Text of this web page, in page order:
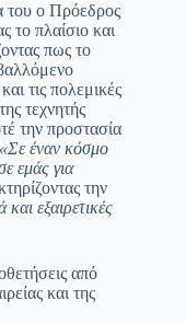
του ο Πρόεδρος
το πλαίσιο και
πως το
τις πολεμικές
τεχνητής
την προστασία
«Σε έναν κόσμο
εμάς για
την
εξαιρετικές
από
και της